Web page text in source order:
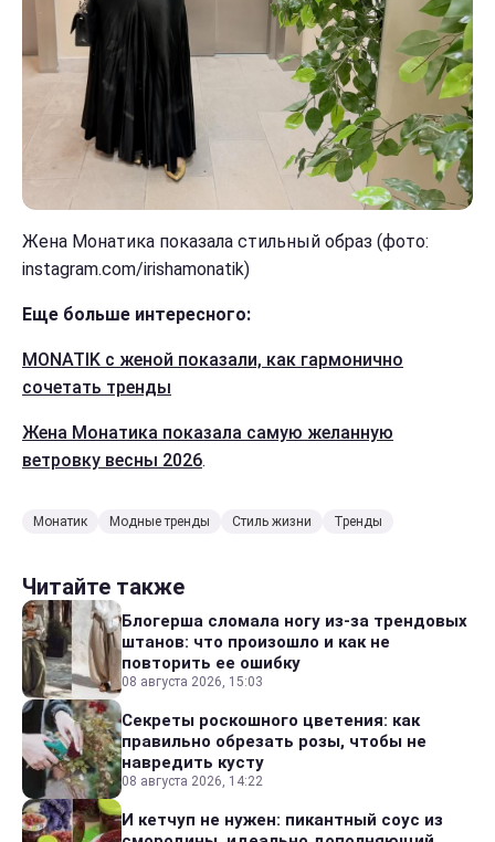
Жена Монатика показала стильный образ (фото:
instagram.com/irishamonatik)
Еще больше интересного:
MONATIK с женой показали, как гармонично
сочетать тренды
Жена Монатика показала самую желанную
ветровку весны 2026.
Монатик Модные тренды Стиль жизни Тренды
Читайте также
Блогерша сломала ногу из-за трендовых
штанов: что произошло и как не
повторить ее ошибку
08 августа 2026, 15:03
Секреты роскошного цветения: как
правильно обрезать розы, чтобы не
навредить кусту
08 августа 2026, 14:22
И кетчуп не нужен: пикантный соус из